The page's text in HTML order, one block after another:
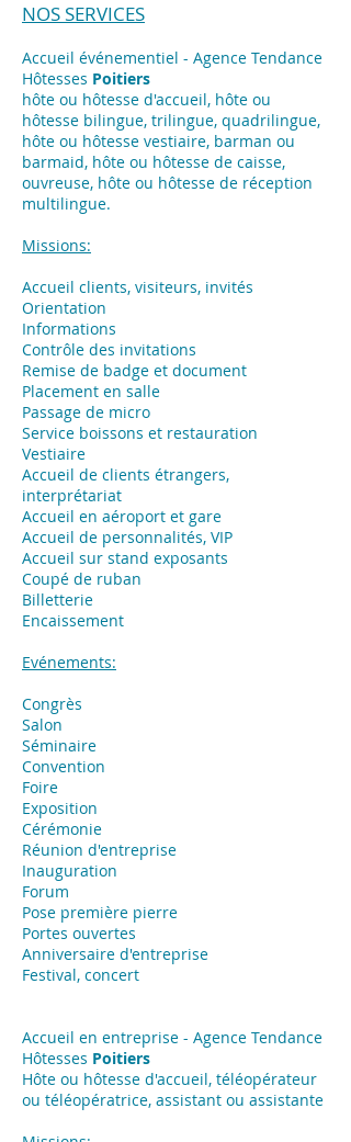
NOS SERVICES
Accueil événementiel - Agence Tendance
Hôtesses Poitiers
hôte ou hôtesse d'accueil, hôte ou
hôtesse bilingue, trilingue, quadrilingue,
hôte ou hôtesse vestiaire, barman ou
barmaid, hôte ou hôtesse de caisse,
ouvreuse, hôte ou hôtesse de réception
multilingue.
Missions:
Accueil clients, visiteurs, invités
Orientation
Informations
Contrôle des invitations
Remise de badge et document
Placement en salle
Passage de micro
Service boissons et restauration
Vestiaire
Accueil de clients étrangers,
interprétariat
Accueil en aéroport et gare
Accueil de personnalités, VIP
Accueil sur stand exposants
Coupé de ruban
Billetterie
Encaissement
Evénements:
Congrès
Salon
Séminaire
Convention
Foire
Exposition
​Cérémonie
Réunion d'entreprise
Inauguration
Forum
Pose première pierre
Portes ouvertes
Anniversaire d'entreprise
Festival, concert
Accueil en entreprise - Agence Tendance
Hôtesses Poitiers
Hôte ou hôtesse d'accueil, téléopérateur
ou téléopératrice, assistant ou assistante